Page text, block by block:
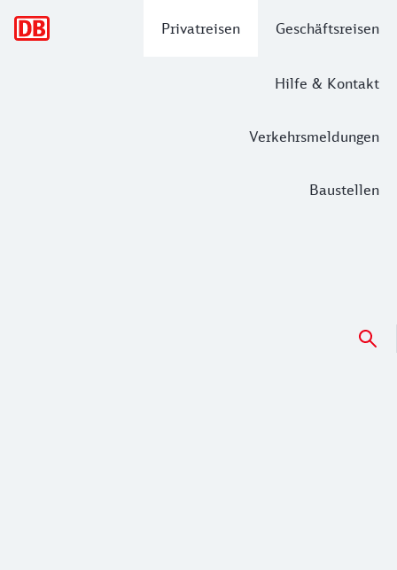
Privatreisen Geschäftsreisen
Hilfe & Kontakt
Verkehrsmeldungen
Baustellen